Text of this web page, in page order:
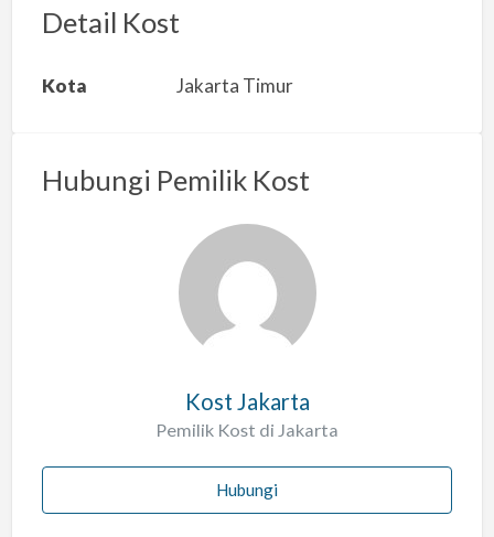
r
a
s
Detail Kost
Kota Jakarta Timur
Hubungi Pemilik Kost
Kost Jakarta
Pemilik Kost di Jakarta
Hubungi